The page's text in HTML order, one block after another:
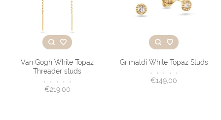
Van Gogh White Topaz
Threader studs
• • • • •
€219,00
Grimaldi White Topaz Studs
• • • • •
€149,00